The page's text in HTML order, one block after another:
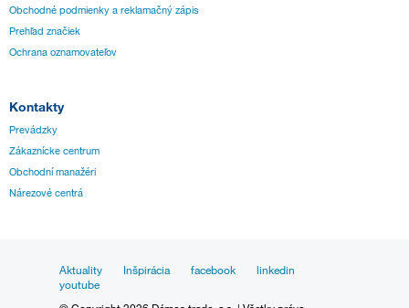
Obchodné podmienky a reklamačný zápis
Prehľad značiek
Ochrana oznamovateľov
Kontakty
Prevádzky
Zákaznícke centrum
Obchodní manažéri
Nárezové centrá
Aktuality Inšpirácia facebook
linkedin
youtube